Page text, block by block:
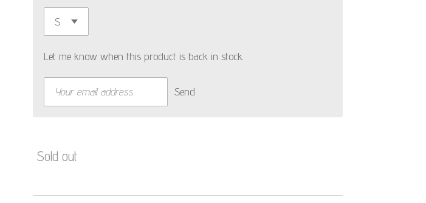
Let me know when this product is back in stock.
Send
Sold out